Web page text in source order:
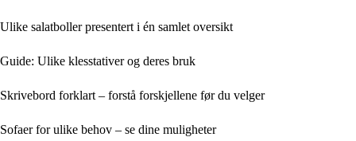
Ulike salatboller presentert i én samlet oversikt
Guide: Ulike klesstativer og deres bruk
Skrivebord forklart – forstå forskjellene før du velger
Sofaer for ulike behov – se dine muligheter